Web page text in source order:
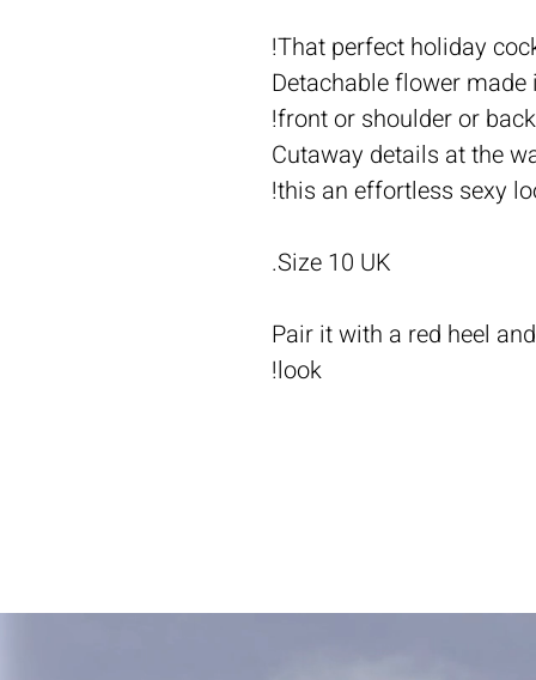
That perfect holiday
Detachable flower
front or shoulder or
Cutaway details at the
this an effortless sexy
Size 10 UK.
Pair it with a red heel
look!